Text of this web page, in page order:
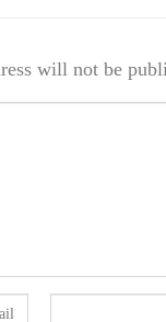
will not be